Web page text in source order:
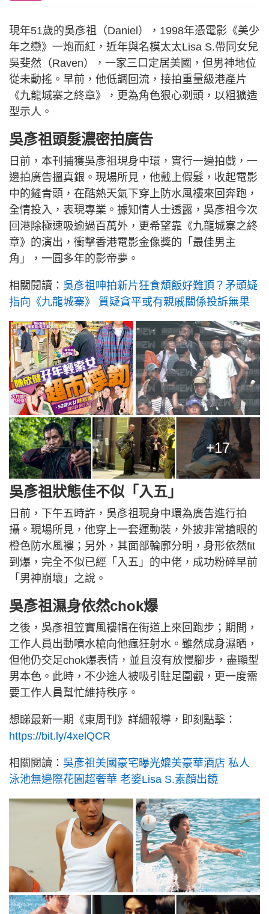
現年51歲的吳彥祖（Daniel），1998年憑電影《美少
年之戀》一炮而紅，近年與名模太太Lisa S.帶同女兒
吳斐然（Raven），一家三口定居美國，但男神地位
從未動搖。早前，他低調回流，接拍重量級港產片
《九龍城寨之終章》，更為角色狠心剃頭，以粗獷造
型示人。
吳彥祖頭髮濃密拍廣告
日前，本刊捕獲吳彥祖現身中環，實行一邊拍戲，一
邊拍廣告搵真銀。現場所見，他戴上假髮，收起電影
中的鏟青頭，在酷熱天氣下穿上防水風褸來回奔跑，
全情投入，表現專業。據知情人士透露，吳彥祖今次
回港除極速吸逾過百萬外，更希望靠《九龍城寨之終
章》的演出，衝擊香港電影金像獎的「最佳男主
角」，一圓多年的影帝夢。
相關閱讀： 吳彥祖呻拍新片狂食頹飯好難頂？矛頭疑
指向《九龍城寨》 質疑貪平或有親戚關係投訴無果
+17
吳彥祖狀態佳不似「入五」
日前，下午五時許，吳彥祖現身中環為廣告進行拍
攝。現場所見，他穿上一套運動裝，外披非常搶眼的
橙色防水風褸；另外，其面部輪廓分明，身形依然fit
到爆，完全不似已經「入五」的中佬，成功粉碎早前
「男神崩壞」之說。
吳彥祖濕身依然chok爆
之後，吳彥祖笠實風褸帽在街道上來回跑步；期間，
工作人員出動噴水槍向他瘋狂射水。雖然成身濕晒，
但他仍交足chok爆表情，並且沒有放慢腳步，盡顯型
男本色。此時，不少途人被吸引駐足圍觀，更一度需
要工作人員幫忙維持秩序。
想睇最新一期《東周刊》詳細報導，即刻點擊：
https://bit.ly/4xelQCR
相關閱讀： 吳彥祖美國豪宅曝光媲美豪華酒店 私人
泳池無邊際花園超奢華 老婆Lisa S.素顏出鏡